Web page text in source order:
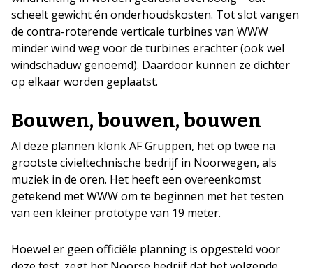
scheelt gewicht én onderhoudskosten. Tot slot vangen
de contra-roterende verticale turbines van WWW
minder wind weg voor de turbines erachter (ook wel
windschaduw genoemd). Daardoor kunnen ze dichter
op elkaar worden geplaatst.
Bouwen, bouwen, bouwen
Al deze plannen klonk AF Gruppen, het op twee na
grootste civieltechnische bedrijf in Noorwegen, als
muziek in de oren. Het heeft een overeenkomst
getekend met WWW om te beginnen met het testen
van een kleiner prototype van 19 meter.
Hoewel er geen officiële planning is opgesteld voor